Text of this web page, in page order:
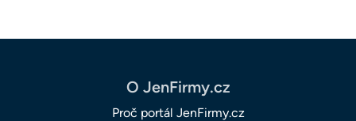
O JenFirmy.cz
Proč portál JenFirmy.cz